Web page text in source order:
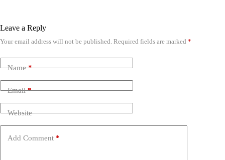
Leave a Reply
Your email address will not be published. Required fields are marked *
Name*
Email*
Website
Add Comment *